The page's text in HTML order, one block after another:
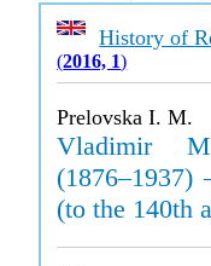
History of
(2016, 1)
Prelovska I. M.
Vladimir
(to the 140th